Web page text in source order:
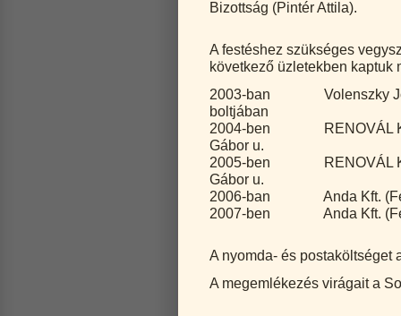
Bizottság (Pintér Attila).
A festéshez szükséges
következő üzletekben kaptuk
2003-ban Volenszky
boltjában
2004-ben RENOVÁL Kft.
Gábor u.
2005-ben RENOVÁL Kft.
Gábor u.
2006-ban Anda Kft.
2007-ben Anda Kft.
A nyomda- és postaköltséget
A megemlékezés virágait a